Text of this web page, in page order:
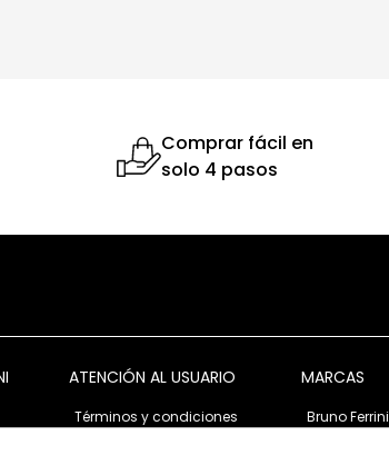
Comprar fácil en
solo 4 pasos
ATENCIÓN AL USUARIO
Términos y condiciones
MARCAS
Bruno Ferrini